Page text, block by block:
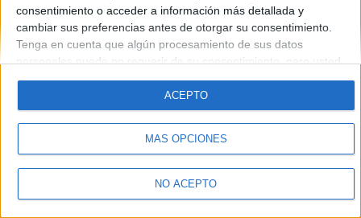
consentimiento o acceder a información más detallada y
cambiar sus preferencias antes de otorgar su consentimiento.
Tenga en cuenta que algún procesamiento de sus datos
personales puede no requerir de su consentimiento, pero usted
tiene el derecho de rechazar tal procesamiento. Sus
preferencias se aplicarán solo a este sitio web. Puede cambiar
sus preferencias o retirar su consentimiento en cualquier
momento volviendo a este sitio y haciendo clic en el botón
"Privacidad" en la parte inferior de la página web.
MÁS OPCIONES
NO ACEPTO
ACEPTO
Aviso legal|Politica de privacidad|Condiciones generales
de cookies
© 2003-2026Compás Mediterráneo S.L.- Diego de León 47 - 28006
Madrid [ESPAÑA] - Tel. +34 91 593 2767